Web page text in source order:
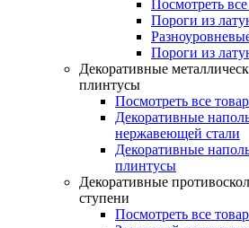
Посмотреть
Пороги из
Пороги из
Декоративные
плинтусы
Посмотреть все
Декоративные
нержавеющей стали
Декоративные
плинтусы
Декоративные
ступени
Посмотреть все